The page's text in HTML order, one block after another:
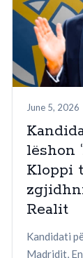
June 5, 2026
lëshon
Kloppi
Realit
Kandidati
Madridit,